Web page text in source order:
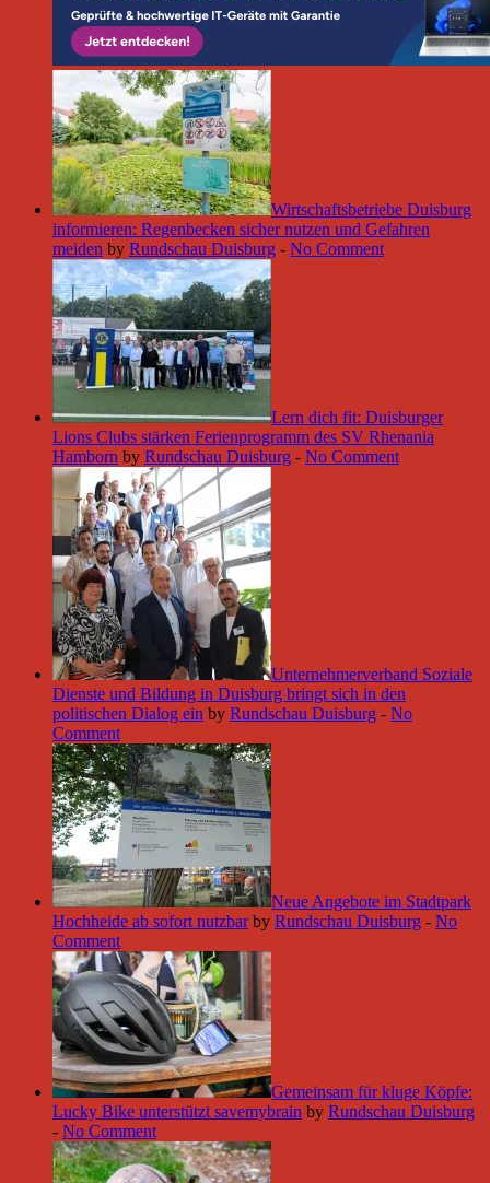
Wirtschaftsbetriebe Duisburg
informieren: Regenbecken sicher nutzen und Gefahren
meiden by Rundschau Duisburg - No Comment
Lern dich fit: Duisburger
Lions Clubs stärken Ferienprogramm des SV Rhenania
Hamborn by Rundschau Duisburg - No Comment
Unternehmerverband Soziale
Dienste und Bildung in Duisburg bringt sich in den
politischen Dialog ein by Rundschau Duisburg - No
Comment
Neue Angebote im Stadtpark
Hochheide ab sofort nutzbar by Rundschau Duisburg - No
Comment
Gemeinsam für kluge Köpfe:
Lucky Bike unterstützt savemybrain by Rundschau Duisburg
- No Comment